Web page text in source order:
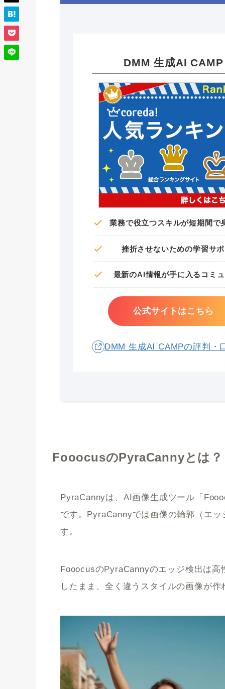
DMM 生成AI CAMP
業務で役立つスキルが短期間で
挫折させないための学習サ
最新のAI情報が手に入るコミ
公式サイトはこちら
DMM 生成AI CAMPの評判・
FooocusのPyraCannyとは？
PyraCannyは、AI画像生成ツール「
です。PyraCannyでは画像の輪郭（エ
す。
FooocusのPyraCannyのエッジ検出は
したまま、全く違うスタイルの画像が作